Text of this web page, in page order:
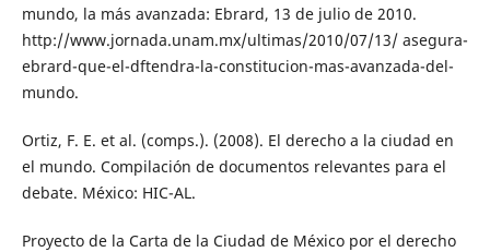
mundo, la más avanzada: Ebrard, 13 de julio de 2010.
http://www.jornada.unam.mx/ultimas/2010/07/13/ asegura-
ebrard-que-el-dftendra-la-constitucion-mas-avanzada-del-
mundo.
Ortiz, F. E. et al. (comps.). (2008). El derecho a la ciudad en
el mundo. Compilación de documentos relevantes para el
debate. México: HIC-AL.
Proyecto de la Carta de la Ciudad de México por el derecho